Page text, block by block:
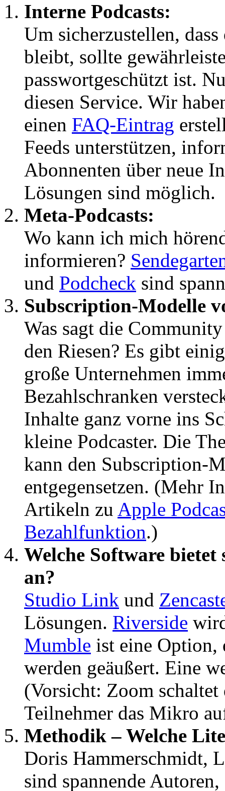
Interne Podcasts:
Um sicherzustellen,
bleibt, sollte
passwortgeschützt ist.
diesen Service. Wir
einen FAQ-Eintrag
Feeds unterstützen,
Abonnenten über neue
Lösungen sind möglich.
Meta-Podcasts:
Wo kann ich mich
informieren?
und Podcheck sind
Subscription-Modelle
Was sagt die
den Riesen? Es gibt
große Unternehmen
Bezahlschranken
Inhalte ganz vorne ins
kleine Podcaster. Die
kann den Subscription-
entgegensetzen. (Mehr
Artikeln zu Apple
Bezahlfunktion.)
Welche Software
an?
Studio Link und
Lösungen. Riverside
Mumble ist eine Option,
werden geäußert. Eine
(Vorsicht: Zoom
Teilnehmer das Mikro
Methodik – Welche
Doris Hammerschmidt,
sind spannende